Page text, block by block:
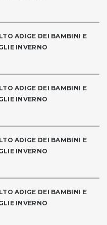
ADIGE DEI BAMBINI E
INVERNO
ADIGE DEI BAMBINI E
INVERNO
ADIGE DEI BAMBINI E
INVERNO
ADIGE DEI BAMBINI E
INVERNO